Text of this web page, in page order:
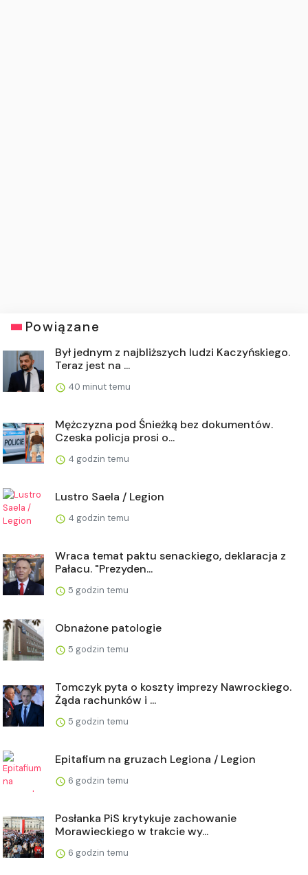
Powiązane
Był jednym z najbliższych ludzi Kaczyńskiego.
Teraz jest na ...
40 minut temu
Mężczyzna pod Śnieżką bez dokumentów.
Czeska policja prosi o...
4 godzin temu
Lustro Saela / Legion
4 godzin temu
Wraca temat paktu senackiego, deklaracja z
Pałacu. "Prezyden...
5 godzin temu
Obnażone patologie
5 godzin temu
Tomczyk pyta o koszty imprezy Nawrockiego.
Żąda rachunków i ...
5 godzin temu
Epitafium na gruzach Legiona / Legion
6 godzin temu
Posłanka PiS krytykuje zachowanie
Morawieckiego w trakcie wy...
6 godzin temu